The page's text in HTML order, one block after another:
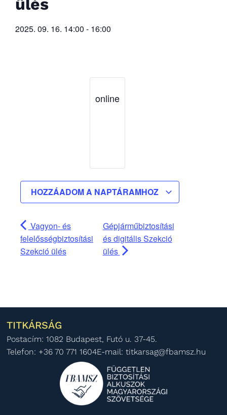
ülés
2025. 09. 16. 14:00 - 16:00
online
HOZZÁADOM A NAPTÁRAMHOZ
Vagyon- és
felelősségbiztosítási
Szekció ülés
Gépjárműbiztosítási
és digitális Szekció
ülés
TITKÁRSÁG
Postacím: 1082 Budapest, Futó u. 37-45.
Telefon: +36 70 771 1604E-mail: titkarsag@fbamsz.hu